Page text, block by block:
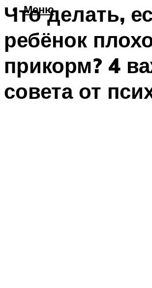
Меню
Что делать,
ребёнок
прикорм? 4
совета от